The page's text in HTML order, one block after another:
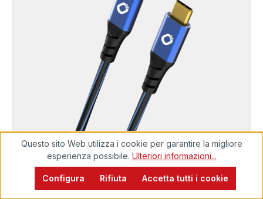
Pronto per la spedizione immediata, tempo di
Questo sito Web utilizza i cookie per garantire la migliore
esperienza possibile. Ulteriori informazioni...
Rifiuta
Configura Accetta tutti i cookie